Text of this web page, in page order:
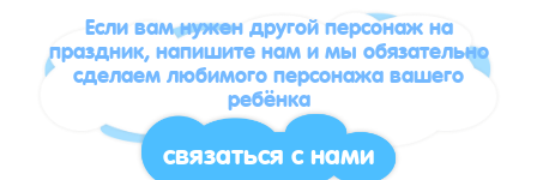
Если вам нужен другой персонаж на
праздник, напишите нам и мы обязательно
сделаем любимого персонажа вашего
ребёнка
связаться с нами